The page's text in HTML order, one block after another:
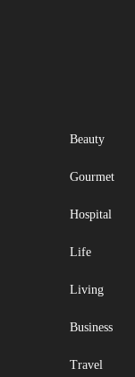
Beauty
Gourmet
Hospital
Life
Living
Business
Travel